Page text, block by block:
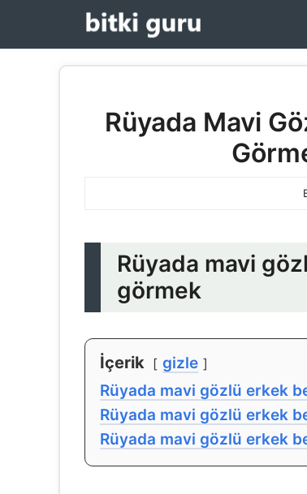
Rüyada Mavi
Rüyada mavi
görmek
İçerik
gizle
Rüyada mavi gözlü erkek
Rüyada mavi gözlü erkek
Rüyada mavi gözlü erkek